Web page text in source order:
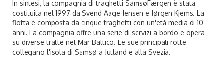
In sintesi, la compagnia di traghetti SamsøFærgen è stata
costituita nel 1997 da Svend Aage Jensen e Jørgen Kjems. La
flotta è composta da cinque traghetti con un'età media di 10
anni. La compagnia offre una serie di servizi a bordo e opera
su diverse tratte nel Mar Baltico. Le sue principali rotte
collegano l'isola di Samsø a Jutland e alla Svezia.